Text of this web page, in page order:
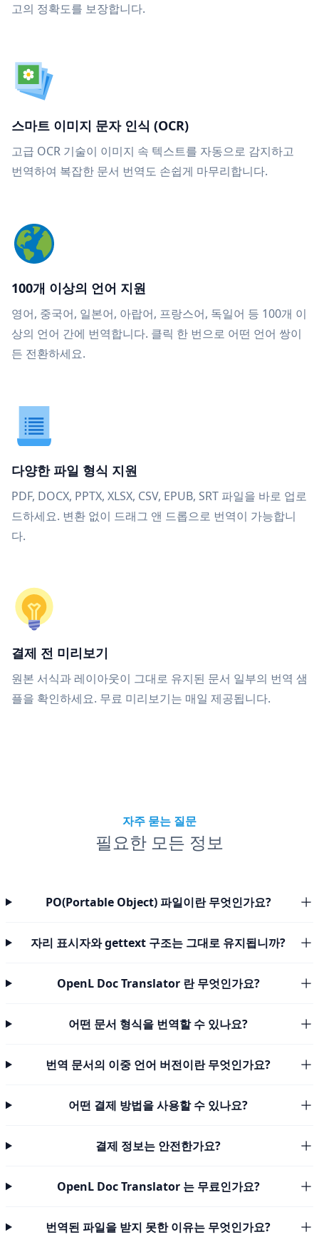
고의 정확도를 보장합니다.
스마트 이미지 문자 인식 (OCR)
고급 OCR 기술이 이미지 속 텍스트를 자동으로 감지하고
번역하여 복잡한 문서 번역도 손쉽게 마무리합니다.
100개 이상의 언어 지원
영어, 중국어, 일본어, 아랍어, 프랑스어, 독일어 등 100개 이
상의 언어 간에 번역합니다. 클릭 한 번으로 어떤 언어 쌍이
든 전환하세요.
다양한 파일 형식 지원
PDF, DOCX, PPTX, XLSX, CSV, EPUB, SRT 파일을 바로 업로
드하세요. 변환 없이 드래그 앤 드롭으로 번역이 가능합니
다.
결제 전 미리보기
원본 서식과 레이아웃이 그대로 유지된 문서 일부의 번역 샘
플을 확인하세요. 무료 미리보기는 매일 제공됩니다.
자주 묻는 질문
필요한 모든 정보
PO(Portable Object) 파일이란 무엇인가요?
자리 표시자와 gettext 구조는 그대로 유지됩니까?
OpenL Doc Translator 란 무엇인가요?
어떤 문서 형식을 번역할 수 있나요?
번역 문서의 이중 언어 버전이란 무엇인가요?
어떤 결제 방법을 사용할 수 있나요?
결제 정보는 안전한가요?
OpenL Doc Translator 는 무료인가요?
번역된 파일을 받지 못한 이유는 무엇인가요?